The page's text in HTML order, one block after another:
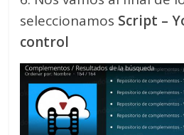
seleccionamos Script –
control